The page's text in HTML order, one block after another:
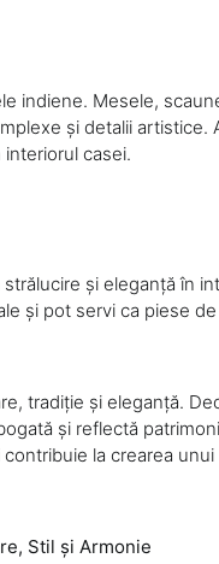
indiene. Mesele,
și detalii artistice.
casei.
și eleganță în
și pot servi ca piese
tradiție și eleganță.
și reflectă
la crearea unui
Stil și Armonie